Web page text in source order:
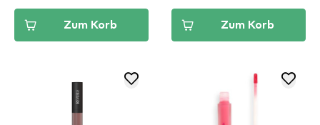
Zum Korb Zum Korb